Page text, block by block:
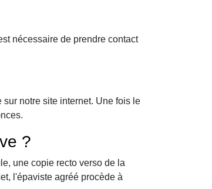
nécessaire de prendre contact
notre site internet. Une fois le
?
une copie recto verso de la
l'épaviste agréé procède à